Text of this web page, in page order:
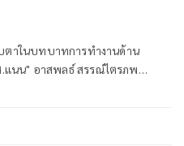
ตาในบทบาทการทำงานด้าน
นน" อาสพลธ์ สรรณ์ไตรภพ